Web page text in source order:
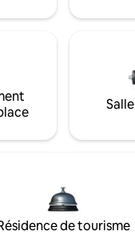
de tourisme